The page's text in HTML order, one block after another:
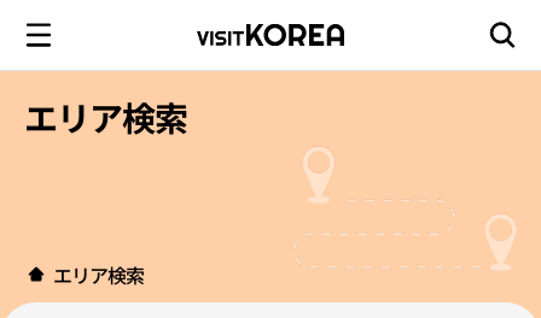
エリア検索
エリア検索